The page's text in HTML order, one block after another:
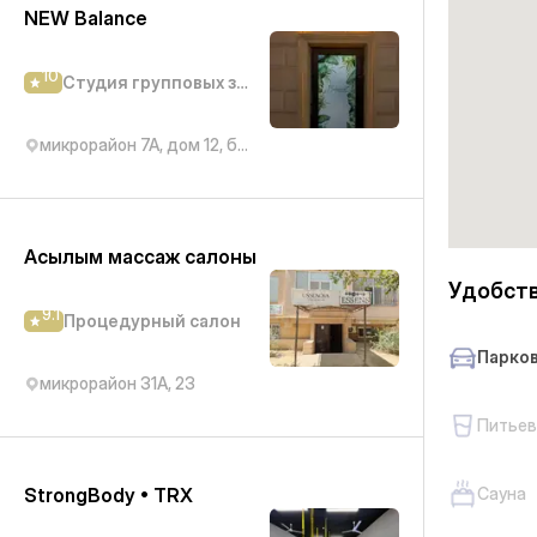
NEW Balance
10 Студия групповых занятий
микрорайон 7А, дом 12, блок 1 (там же)
Асылым массаж салоны
9.1 Процедурный салон
микрорайон 31А, 23
StrongBody • TRX Сауна